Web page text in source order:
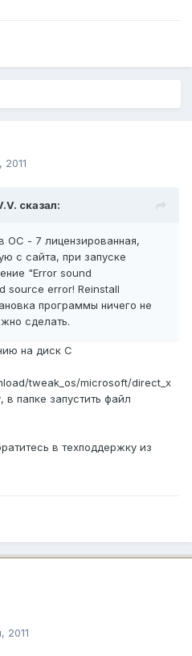
2011
сказал:
ОС - 7 лицензированная,
с сайта, при запуске
"Error sound
source error! Reinstall
программы ничего не
сделать.
на диск С
tweak_os/microsoft/direct_x
в папке запустить файл
в техподдержку из
2011